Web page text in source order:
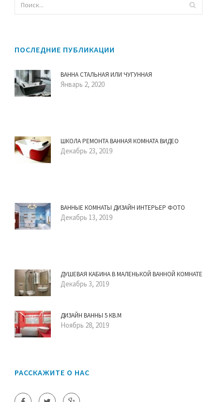
ПОСЛЕДНИЕ ПУБЛИКАЦИИ
ВАННА СТАЛЬНАЯ ИЛИ ЧУГУННАЯ
Январь 2, 2020
ШКОЛА РЕМОНТА ВАННАЯ КОМНАТА ВИДЕО
Декабрь 23, 2019
ВАННЫЕ КОМНАТЫ ДИЗАЙН ИНТЕРЬЕР ФОТО
Декабрь 13, 2019
ДУШЕВАЯ КАБИНА В МАЛЕНЬКОЙ ВАННОЙ КОМНАТЕ
Декабрь 3, 2019
ДИЗАЙН ВАННЫ 5 КВ.М
Ноябрь 28, 2019
РАССКАЖИТЕ О НАС